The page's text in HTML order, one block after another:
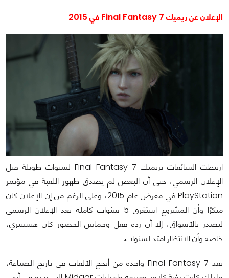
الإعلان عن ريميك Final Fantasy 7 في 2015
ارتبطت الشائعات بريميك Final Fantasy 7 لسنوات طويلة قبل
الإعلان الرسمي، حتى أن البعض لم يصدق ظهور اللعبة في مؤتمر
PlayStation في معرض عام 2015، وعلى الرغم من إن الإعلان كان
مبكرًا وأن المشروع استغرق 5 سنوات كاملة بعد الإعلان الرسمي
ليصدر بالأسواق، إلا أن ردة فعل وحماس الحضور كان هيستيري،
خاصة وأن الانتظار امتد لسنوات.
تعد Final Fantasy 7 واحدة من أنجح الألعاب في تاريخ الصناعة،